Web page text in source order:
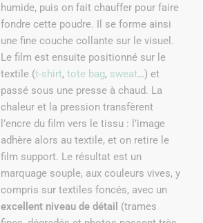
humide, puis on fait chauffer pour faire
fondre cette poudre. Il se forme ainsi
une fine couche collante sur le visuel.
Le film est ensuite positionné sur le
textile (t-shirt,tote bag, sweat…) et
passé sous une presse à chaud. La
chaleur et la pression transfèrent
l’encre du film vers le tissu : l’image
adhère alors au textile, et on retire le
film support. Le résultat est un
marquage souple, aux couleurs vives, y
compris sur textiles foncés, avec un
excellent niveau de détail (trames